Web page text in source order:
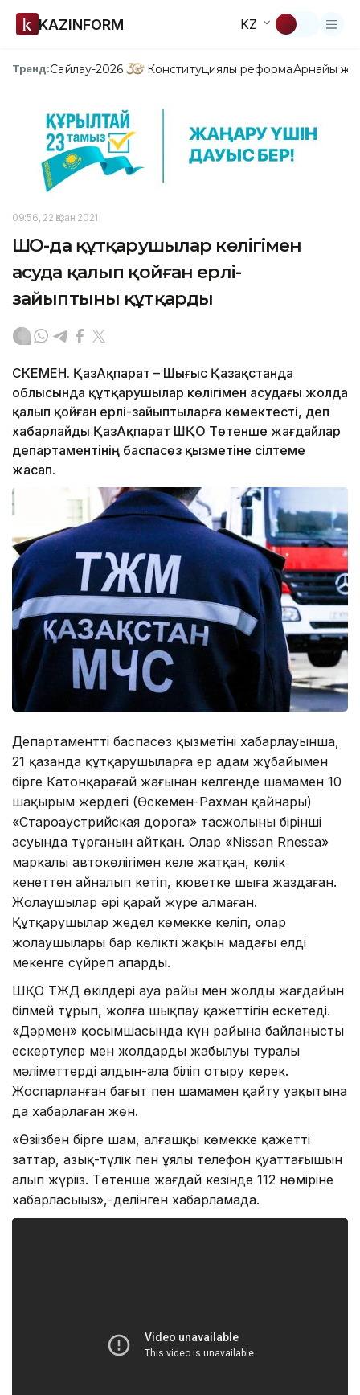
KAZINFORM KZ
Тренд:Сайлау-2026 Конституциялық реформаАрнайы
09:56, 22 Қазан 2021
ШҚО-да құтқарушылар көлігімен
асуда қалып қойған ерлі-
зайыптыны құтқарды
ӨСКЕМЕН. ҚазАқпарат – Шығыс Қазақстанда
облысында құтқарушылар көлігімен асудағы жолда
қалып қойған ерлі-зайыптыларға көмектесті, деп
хабарлайды ҚазАқпарат ШҚО Төтенше жағдайлар
департаментінің баспасөз қызметіне сілтеме
жасап.
Департаменттің баспасөз қызметінің хабарлауынша,
21 қазанда құтқарушыларға ер адам жұбайымен
бірге Катонқарағай жағынан келгенде шамамен 10
шақырым жердегі (Өскемен-Рахман қайнары)
«Староаустрийская дорога» тасжолының бірінші
асуында тұрғанын айтқан. Олар «Nissan Rnessa»
маркалы автокөлігімен келе жатқан, көлік
кенеттен айналып кетіп, кюветке шыға жаздаған.
Жолаушылар әрі қарай жүре алмаған.
Құтқарушылар жедел көмекке келіп, олар
жолаушылары бар көлікті жақын маңдағы елді
мекенге сүйреп апарды.
ШҚО ТЖД өкілдері ауа райы мен жолдың жағдайын
білмей тұрып, жолға шықпау қажеттігін ескетеді.
«Дәрмен» қосымшасында күн райына байланысты
ескертулер мен жолдардың жабылуы туралы
мәліметтерді алдын-ала біліп отыру керек.
Жоспарланған бағыт пен шамамен қайту уақытына
да хабарлаған жөн.
«Өзіңізбен бірге шам, алғашқы көмекке қажетті
заттар, азық-түлік пен ұялы телефон қуаттағышын
алып жүріңіз. Төтенше жағдай кезінде 112 нөміріне
хабарласыңыз»,-делінген хабарламада.